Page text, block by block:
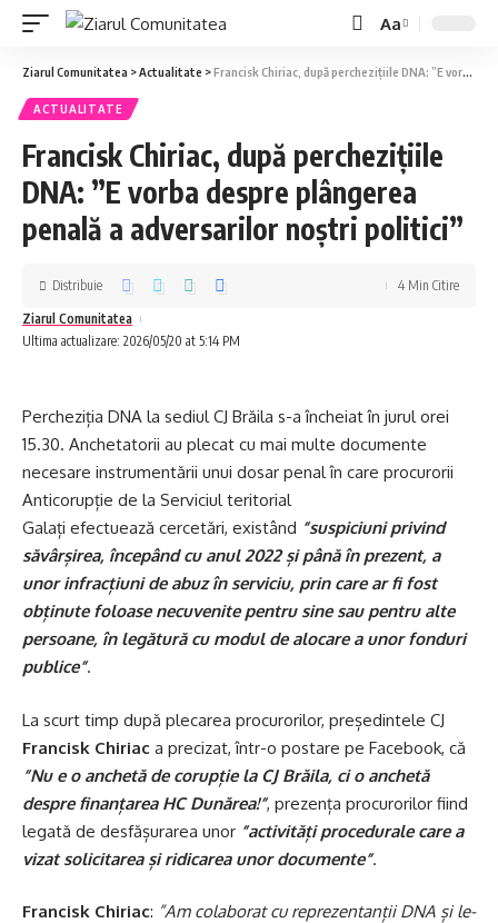
Aa
Ziarul Comunitatea >Actualitate >Francisk Chiriac, după perchezițiile DNA: ”E vorba despre plângerea penală a adversarilor noștri politici”
ACTUALITATE
Francisk Chiriac, după perchezițiile
DNA: ”E vorba despre plângerea
penală a adversarilor noștri politici”
Ultima actualizare: 2026/05/20 at 5:14 PM
Ziarul Comunitatea
Distribuie 4 Min Citire
Percheziția DNA la sediul CJ Brăila s-a încheiat în jurul orei
15.30. Anchetatorii au plecat cu mai multe documente
necesare instrumentării unui dosar penal în care procurorii
Anticorupție de la Serviciul teritorial
Galați efectuează cercetări, existând ”suspiciuni privind
săvârșirea, începând cu anul 2022 și până în prezent, a
unor infracțiuni de abuz în serviciu, prin care ar fi fost
obținute foloase necuvenite pentru sine sau pentru alte
persoane, în legătură cu modul de alocare a unor fonduri
publice”.
La scurt timp după plecarea procurorilor, președintele CJ
Francisk Chiriac a precizat, într-o postare pe Facebook, că
”Nu e o anchetă de corupție la CJ Brăila, ci o anchetă
despre finanțarea HC Dunărea!”, prezența procurorilor fiind
legată de desfășurarea unor ”activități procedurale care a
vizat solicitarea și ridicarea unor documente”.
Francisk Chiriac: ”Am colaborat cu reprezentanții DNA și le-